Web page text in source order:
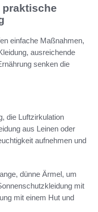
einfache Maßnahmen,
ausreichende
senken die
die Luftzirkulation
aus Leinen oder
aufnehmen und
dünne Ärmel, um
mit
mit einem Hut und